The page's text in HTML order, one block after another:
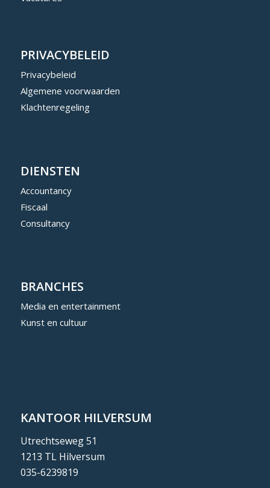
PRIVACYBELEID
Privacybeleid
Algemene voorwaarden
Klachtenregeling
DIENSTEN
Accountancy
Fiscaal
Consultancy
BRANCHES
Media en entertainment
Kunst en cultuur
KANTOOR HILVERSUM
Utrechtseweg 51
1213 TL Hilversum
035-6239819